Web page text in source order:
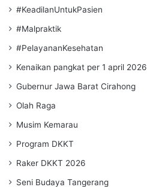
#KeadilanUntukPasien
#Malpraktik
#PelayananKesehatan
Kenaikan pangkat per 1 april 2026
Gubernur Jawa Barat Cirahong
Olah Raga
Musim Kemarau
Program DKKT
Raker DKKT 2026
Seni Budaya Tangerang